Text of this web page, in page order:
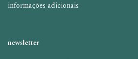
informações adicionais
newsletter